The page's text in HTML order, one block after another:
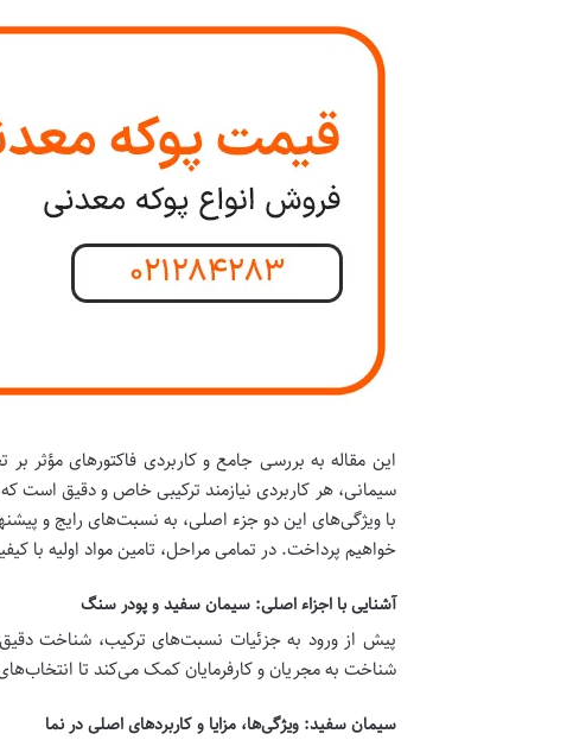
این مقاله به بررسی جامع و کاربردی فاکتورهای مؤثر بر
سیمانی، هر کاربردی نیازمند ترکیبی خاص و دقیق است
با ویژگی‌های این دو جزء اصلی، به نسبت‌های رایج و
خواهیم پرداخت. در تمامی مراحل، تامین مواد اولیه با
آشنایی با اجزاء اصلی: سیمان سفید و پودر سنگ
پیش از ورود به جزئیات نسبت‌های ترکیب، شناخت
شناخت به مجریان و کارفرمایان کمک می‌کند تا انتخاب‌های
سیمان سفید: ویژگی‌ها، مزایا و کاربردهای اصلی در نما